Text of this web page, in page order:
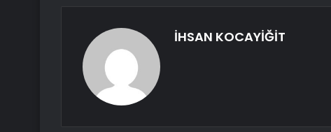
İHSAN KOCAYİĞİT